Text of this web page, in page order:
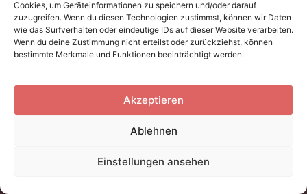
Cookies, um Geräteinformationen zu speichern und/oder darauf
zuzugreifen. Wenn du diesen Technologien zustimmst, können wir Daten
wie das Surfverhalten oder eindeutige IDs auf dieser Website verarbeiten.
Wenn du deine Zustimmung nicht erteilst oder zurückziehst, können
bestimmte Merkmale und Funktionen beeinträchtigt werden.
Akzeptieren
Ablehnen
Einstellungen ansehen
Wie oft wurde ich geküsst, wie oft wurde ich in die
Armen genommen.
Dafür danke ich dir.